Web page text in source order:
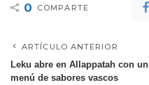
0 COMPARTE
ARTÍCULO ANTERIOR
Leku abre en Allappatah con un
menú de sabores vascos